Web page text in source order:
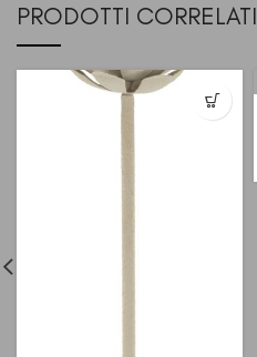
PRODOTTI CORRELATI